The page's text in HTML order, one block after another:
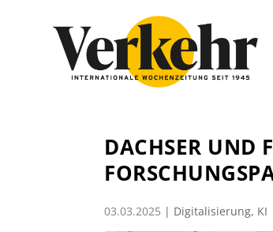
DACHSER UND
03.03.2025 | Digitalisierung, KI